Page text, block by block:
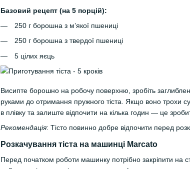
Базовий рецепт (на 5 порцій):
250 г борошна з м’якої пшениці
250 г борошна з твердої пшениці
5 цілих яєць
Висипте борошно на робочу поверхню, зробіть
руками до отримання пружного тіста. Якщо воно трохи
в плівку та залиште відпочити на кілька годин — це
Рекомендація: Тісто повинно добре відпочити перед
Розкачування тіста на машинці Marcato
Перед початком роботи машинку потрібно закріпити на